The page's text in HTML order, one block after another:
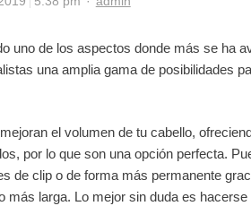
uno de los aspectos donde más se ha
una amplia gama de posibilidades
el volumen de tu cabello,
por lo que son una opción perfecta.
de clip o de forma más permanente
más larga. Lo mejor sin duda es